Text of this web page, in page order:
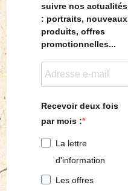
suivre nos actualités
: portraits, nouveaux
produits, offres
promotionnelles...
Recevoir deux fois
par mois :
La lettre
d'information
Les offres